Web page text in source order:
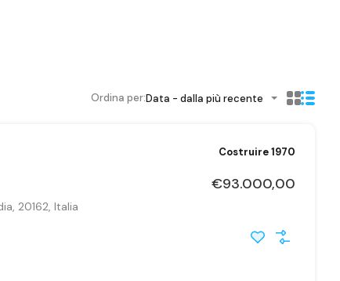
Ordina per:Data - dalla più recente
Costruire 1970
20162, Italia
€93.000,00